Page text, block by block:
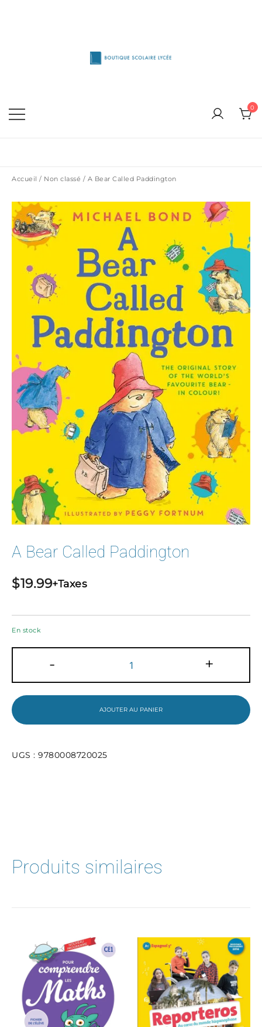
0
Accueil / Non classé / A Bear Called Paddington
A Bear Called Paddington
$19.99+Taxes
En stock
-
de
Bear
Called
Paddington
+
AJOUTER AU PANIER
UGS : 9780008720025
Produits similaires